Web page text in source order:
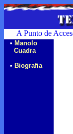
• Manolo
Cuadra
• Biografia